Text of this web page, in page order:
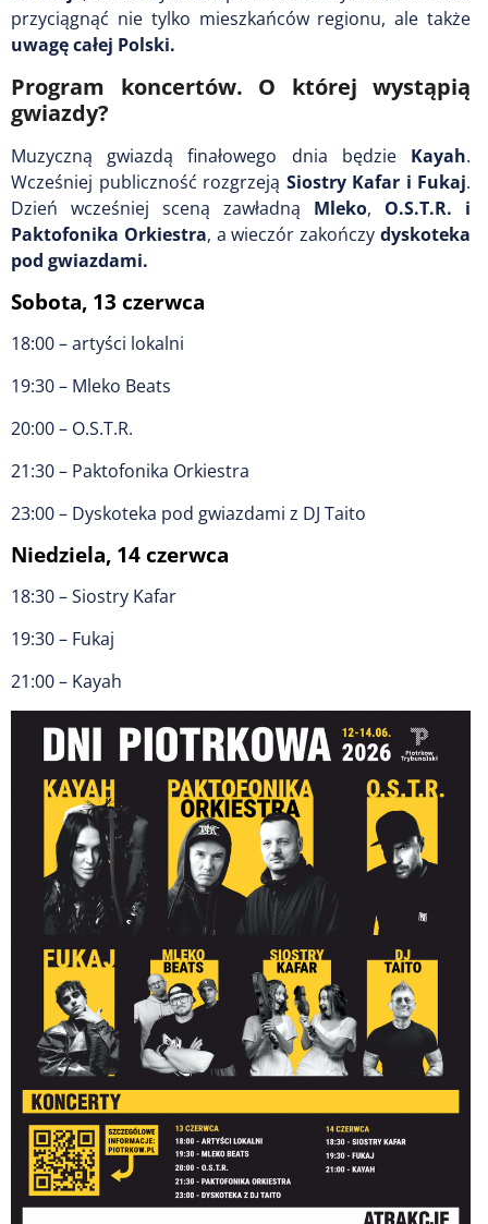
przyciągnąć nie tylko mieszkańców regionu, ale także
uwagę całej Polski.
Program koncertów. O której wystąpią
gwiazdy?
Muzyczną gwiazdą finałowego dnia będzie Kayah.
Wcześniej publiczność rozgrzeją Siostry Kafar i Fukaj.
Dzień wcześniej sceną zawładną Mleko, O.S.T.R. i
Paktofonika Orkiestra, a wieczór zakończy dyskoteka
pod gwiazdami.
Sobota, 13 czerwca
18:00 – artyści lokalni
19:30 – Mleko Beats
20:00 – O.S.T.R.
21:30 – Paktofonika Orkiestra
23:00 – Dyskoteka pod gwiazdami z DJ Taito
Niedziela, 14 czerwca
18:30 – Siostry Kafar
19:30 – Fukaj
21:00 – Kayah